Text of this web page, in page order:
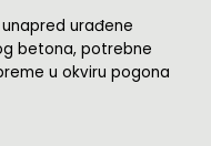
urađene
betona, potrebne
u okviru pogona